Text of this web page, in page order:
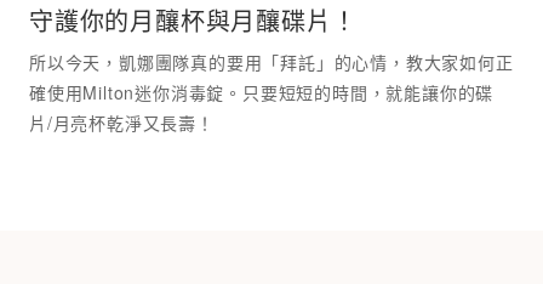
守護你的月釀杯與月釀碟片！
所以今天，凱娜團隊真的要用「拜託」的心情，教大家如何正
確使用Milton迷你消毒錠。只要短短的時間，就能讓你的碟